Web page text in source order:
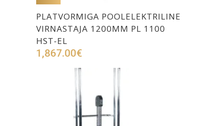
PLATVORMIGA POOLELEKTRILINE
VIRNASTAJA 1200MM PL 1100
HST-EL
1,867.00€